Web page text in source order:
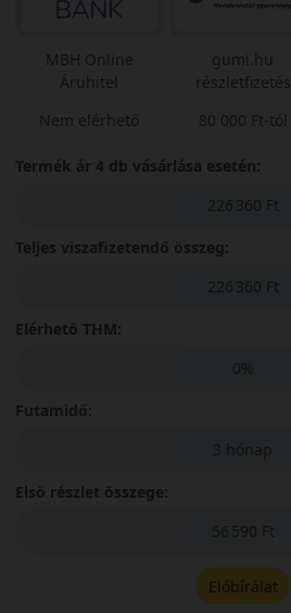
MBH Online
Áruhitel
Nem elérhető
gumi.hu
részletfizetés
80 000 Ft-tól
Termék ár 4 db vásárlása esetén:
226 360 Ft
Teljes viszafizetendő összeg:
226 360 Ft
Elérhető THM:
0%
Futamidő:
3 hónap
Első részlet összege:
56 590 Ft
Előbírálat